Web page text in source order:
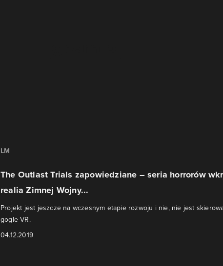
LM
The Outlast Trials zapowiedziane – seria horrorów
realia Zimnej Wojny...
Projekt jest jeszcze na wczesnym etapie rozwoju i nie, nie jest
gogle VR.
04.12.2019